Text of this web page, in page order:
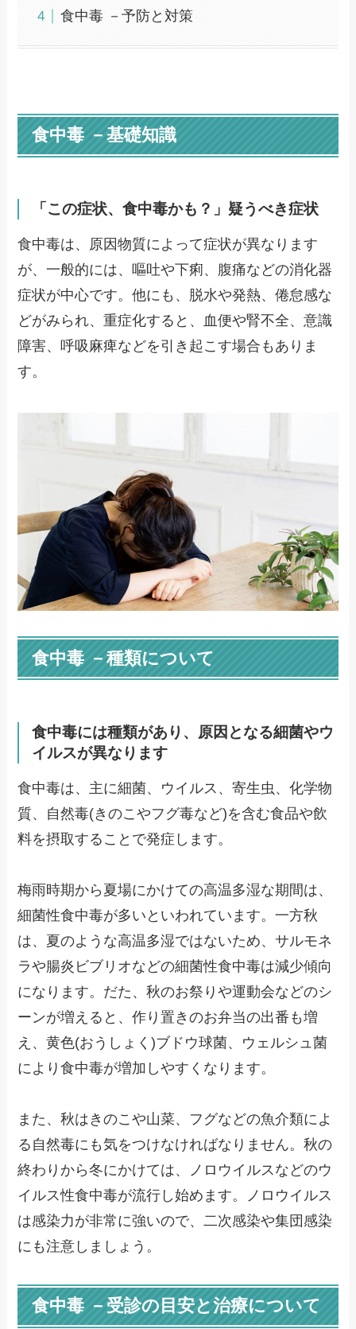
食中毒 －予防と対策
食中毒 －基礎知識
「この症状、食中毒かも？」疑うべき症状
食中毒は、原因物質によって症状が異なります
が、一般的には、嘔吐や下痢、腹痛などの消化器
症状が中心です。他にも、脱水や発熱、倦怠感な
どがみられ、重症化すると、血便や腎不全、意識
障害、呼吸麻痺などを引き起こす場合もありま
す。
食中毒 －種類について
食中毒には種類があり、原因となる細菌やウ
イルスが異なります
食中毒は、主に細菌、ウイルス、寄生虫、化学物
質、自然毒(きのこやフグ毒など)を含む食品や飲
料を摂取することで発症します。
梅雨時期から夏場にかけての高温多湿な期間は、
細菌性食中毒が多いといわれています。一方秋
は、夏のような高温多湿ではないため、サルモネ
ラや腸炎ビブリオなどの細菌性食中毒は減少傾向
になります。だた、秋のお祭りや運動会などのシ
ーンが増えると、作り置きのお弁当の出番も増
え、黄色(おうしょく)ブドウ球菌、ウェルシュ菌
により食中毒が増加しやすくなります。
また、秋はきのこや山菜、フグなどの魚介類によ
る自然毒にも気をつけなければなりません。秋の
終わりから冬にかけては、ノロウイルスなどのウ
イルス性食中毒が流行し始めます。ノロウイルス
は感染力が非常に強いので、二次感染や集団感染
にも注意しましょう。
食中毒 －受診の目安と治療について